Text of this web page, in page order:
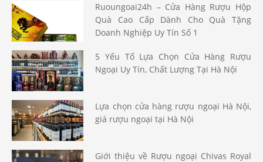
Ruoungoai24h – Cửa Hàng Rượu Hộp
Quà Cao Cấp Dành Cho Quà Tặng
Doanh Nghiệp Uy Tín Số 1
5 Yếu Tố Lựa Chọn Cửa Hàng Rượu
Ngoại Uy Tín, Chất Lượng Tại Hà Nội
Lựa chọn cửa hàng rượu ngoại Hà Nội,
giá rượu ngoại tại Hà Nội
Giới thiệu về Rượu ngoại Chivas Royal